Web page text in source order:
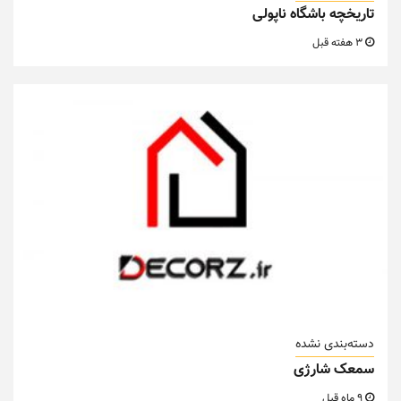
تاریخچه باشگاه ناپولی
دسته‌بندی نشده
سمعک شارژی